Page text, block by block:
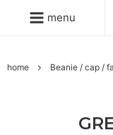
menu
home Beanie / cap /